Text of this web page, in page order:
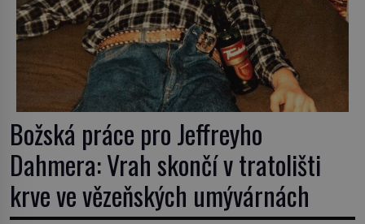
Božská práce pro Jeffreyho
Dahmera: Vrah skončí v tratolišti
krve ve vězeňských umývárnách